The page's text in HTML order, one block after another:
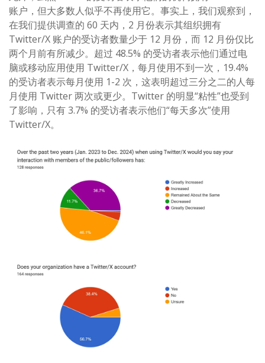
账户，但大多数人似乎不再使用它。事实上，我们观察到，
在我们提供调查的 60 天内，2 月份表示其组织拥有
Twitter/X 账户的受访者数量少于 12 月份，而 12 月份仅比
两个月前有所减少。超过 48.5% 的受访者表示他们通过电
脑或移动应用使用 Twitter/X，每月使用不到一次，19.4%
的受访者表示每月使用 1-2 次，这表明超过三分之二的人每
月使用 Twitter 两次或更少。Twitter 的明显“粘性”也受到
了影响，只有 3.7% 的受访者表示他们“每天多次”使用
Twitter/X。